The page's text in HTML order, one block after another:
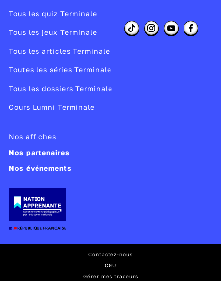
Tous les quiz Terminale
Tous les jeux Terminale
Tous les articles Terminale
Toutes les séries Terminale
Tous les dossiers Terminale
Cours Lumni Terminale
Nos affiches
Nos partenaires
Nos événements
Contactez-nous
CGU
Gérer mes traceurs